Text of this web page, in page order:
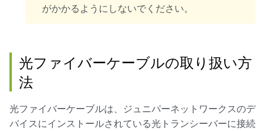
がかかるようにしないでください。
光ファイバーケーブルの取り扱い方
法
光ファイバーケーブルは、ジュニパーネットワークスのデ
バイスにインストールされている光トランシーバーに接続